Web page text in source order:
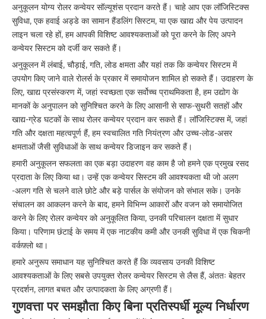
अनुकूलन योग्य रोलर कन्वेयर सॉल्यूशंस प्रदान करते हैं। चाहे आप एक लॉजिस्टिक्स
सुविधा, एक हवाई अड्डे का सामान हैंडलिंग सिस्टम, या एक खाद्य और पेय उत्पादन
लाइन चला रहे हों, हम आपकी विशिष्ट आवश्यकताओं को पूरा करने के लिए अपने
कन्वेयर सिस्टम को दर्जी कर सकते हैं।
अनुकूलन में लंबाई, चौड़ाई, गति, लोड क्षमता और यहां तक ​​कि कन्वेयर सिस्टम में
उपयोग किए जाने वाले रोलर्स के प्रकार में समायोजन शामिल हो सकते हैं। उदाहरण के
लिए, खाद्य प्रसंस्करण में, जहां स्वच्छता एक सर्वोच्च प्राथमिकता है, हम उद्योग के
मानकों के अनुपालन को सुनिश्चित करने के लिए आसानी से साफ-सुथरी सतहों और
खाद्य-ग्रेड घटकों के साथ रोलर कन्वेयर प्रदान कर सकते हैं। लॉजिस्टिक्स में, जहां
गति और दक्षता महत्वपूर्ण हैं, हम स्वचालित गति नियंत्रण और उच्च-लोड-असर
क्षमताओं जैसी सुविधाओं के साथ कन्वेयर डिजाइन कर सकते हैं।
हमारी अनुकूलन सफलता का एक बड़ा उदाहरण वह काम है जो हमने एक प्रमुख रसद
प्रदाता के लिए किया था। उन्हें एक कन्वेयर सिस्टम की आवश्यकता थी जो अलग
-अलग गति से चलने वाले छोटे और बड़े पार्सल के संयोजन को संभाल सके। उनके
संचालन का आकलन करने के बाद, हमने विभिन्न आकारों और वजन को समायोजित
करने के लिए रोलर कन्वेयर को अनुकूलित किया, उनकी परिचालन दक्षता में सुधार
किया। परिणाम छंटाई के समय में एक नाटकीय कमी और उनकी सुविधा में एक चिकनी
वर्कफ़्लो था।
हमारे अनुरूप समाधान यह सुनिश्चित करते हैं कि व्यवसाय उनकी विशिष्ट
आवश्यकताओं के लिए सबसे उपयुक्त रोलर कन्वेयर सिस्टम से लैस हैं, अंततः बेहतर
प्रदर्शन, लागत बचत और उत्पादकता के लिए अग्रणी हैं।
गुणवत्ता पर समझौता किए बिना प्रतिस्पर्धी मूल्य निर्धारण